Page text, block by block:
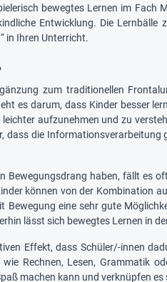
bewegtes Lernen im
Entwicklung. Die Lernbälle
in Ihren Unterricht.
zum traditionellen
es darum, dass Kinder besser
aufzunehmen und zu
dass die
Bewegungsdrang haben, fällt es
können von der Kombination
Bewegung eine sehr gute
lässt sich bewegtes Lernen in
Effekt, dass Schüler/-innen
Rechnen, Lesen, Grammatik
machen kann und verknüpfen